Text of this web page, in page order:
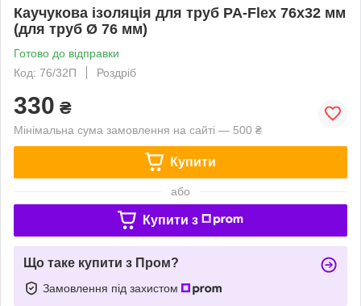
Каучукова ізоляція для труб PA-Flex 76х32 мм
(для труб Ø 76 мм)
Готово до відправки
Код: 76/32П
Роздріб
330 ₴
Мінімальна сума замовлення на сайті — 500 ₴
Купити
або
Купити з
Що таке купити з Пром?
Замовлення під захистом